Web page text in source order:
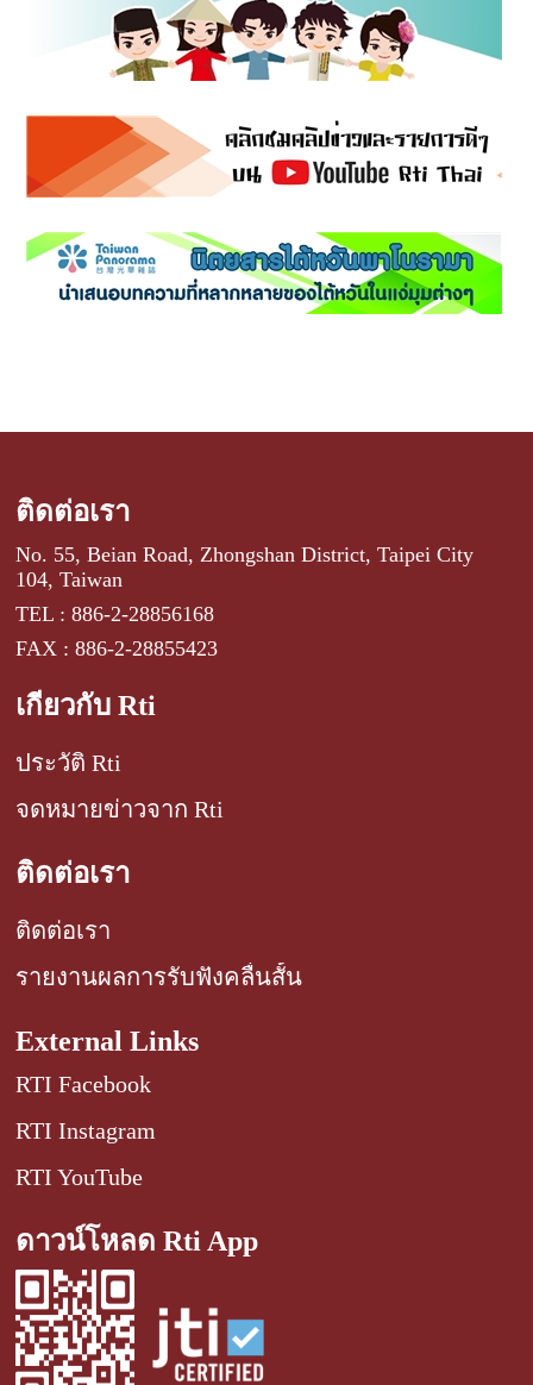
ติดต่อเรา
No. 55, Beian Road, Zhongshan District, Taipei City
104, Taiwan
TEL : 886-2-28856168
FAX : 886-2-28855423
เกี่ยวกับ Rti
ประวัติ Rti
จดหมายข่าวจาก Rti
ติดต่อเรา
ติดต่อเรา
รายงานผลการรับฟังคลื่นสั้น
External Links
RTI Facebook
RTI Instagram
RTI YouTube
ดาวน์โหลด Rti App